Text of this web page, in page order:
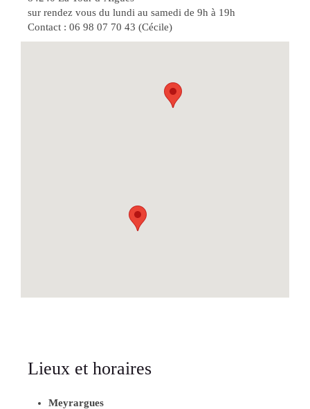
sur rendez vous du lundi au samedi de 9h à 19h
Contact : 06 98 07 70 43 (Cécile)
Lieux et horaires
Meyrargues